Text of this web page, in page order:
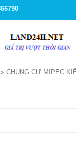
» CHUNG CƯ MIPEC